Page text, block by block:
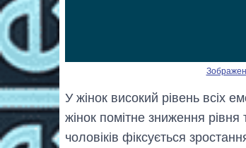
У жінок високий рівень всіх
жінок помітне зниження
чоловіків фіксується